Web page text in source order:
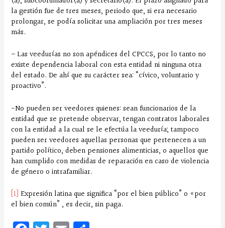
la gestión fue de tres meses, periodo que, si era necesario
prolongar, se podía solicitar una ampliación por tres meses
más.
– Las veedurías no son apéndices del CPCCS, por lo tanto no
existe dependencia laboral con esta entidad ni ninguna otra
del estado. De ahí que su carácter sea: “cívico, voluntario y
proactivo”.
-No pueden ser veedores quienes: sean funcionarios de la
entidad que se pretende observar, tengan contratos laborales
con la entidad a la cual se le efectúa la veeduría; tampoco
pueden ser veedores aquellas personas que pertenecen a un
partido político, deben pensiones alimenticias, o aquellos que
han cumplido con medidas de reparación en caso de violencia
de género o intrafamiliar.
[1] Expresión latina que significa “por el bien público” o «por
el bien común” , es decir, sin paga.